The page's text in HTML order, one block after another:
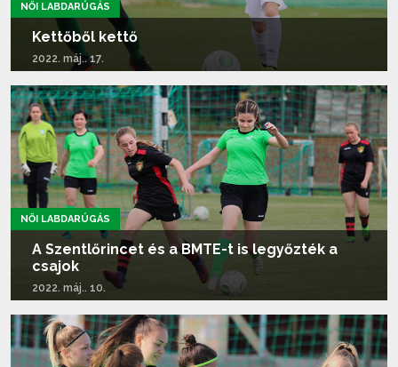
NŐI LABDARÚGÁS
Kettőből kettő
2022. máj.. 17.
Tovább olvasom...
NŐI LABDARÚGÁS
A Szentlőrincet és a BMTE-t is legyőzték a
csajok
2022. máj.. 10.
Tovább olvasom...